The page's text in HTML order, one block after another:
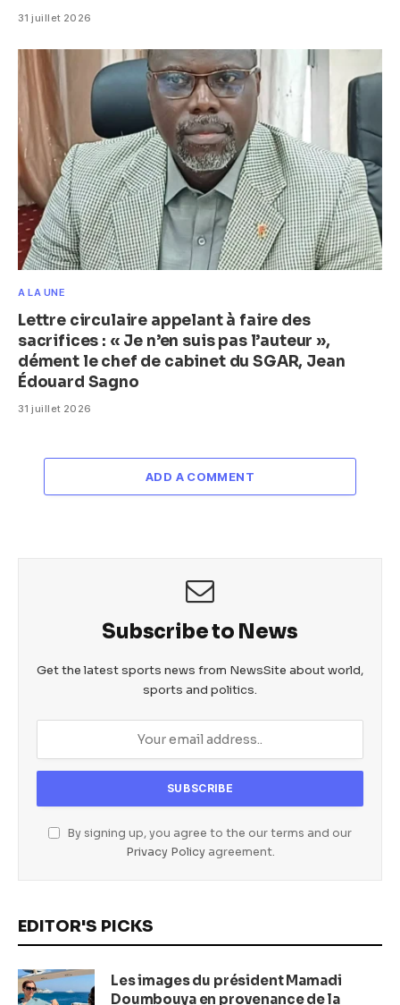
31 juillet 2026
A LA UNE
Lettre circulaire appelant à faire des
sacrifices : « Je n’en suis pas l’auteur »,
dément le chef de cabinet du SGAR, Jean
Édouard Sagno
31 juillet 2026
ADD A COMMENT
Subscribe to News
Get the latest sports news from NewsSite about world,
sports and politics.
By signing up, you agree to the our terms and our
Privacy Policyagreement.
EDITOR'S PICKS
Les images du président Mamadi
Doumbouya en provenance de la